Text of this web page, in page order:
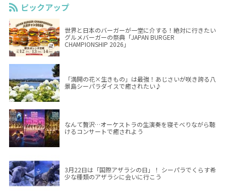
ピックアップ
世界と日本のバーガーが一堂に介する！絶対に行きたい
グルメバーガーの祭典「JAPAN BURGER
CHAMPIONSHIP 2026」
「満開の花×生きもの」は最強！あじさいが咲き誇る八
景島シーパラダイスで癒されたい♪
なんて贅沢…オーケストラの生演奏を寝そべりながら聴
けるコンサートで癒されよう
3月22日は「国際アザラシの日」！ シーパラでくらす希
少な種類のアザラシに会いに行こう